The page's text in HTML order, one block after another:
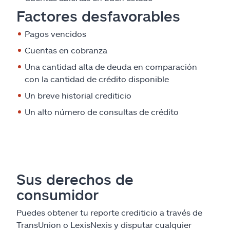
Factores desfavorables
Pagos vencidos
Cuentas en cobranza
Una cantidad alta de deuda en comparación
con la cantidad de crédito disponible
Un breve historial crediticio
Un alto número de consultas de crédito
Sus derechos de
consumidor
Puedes obtener tu reporte crediticio a través de
TransUnion o LexisNexis y disputar cualquier